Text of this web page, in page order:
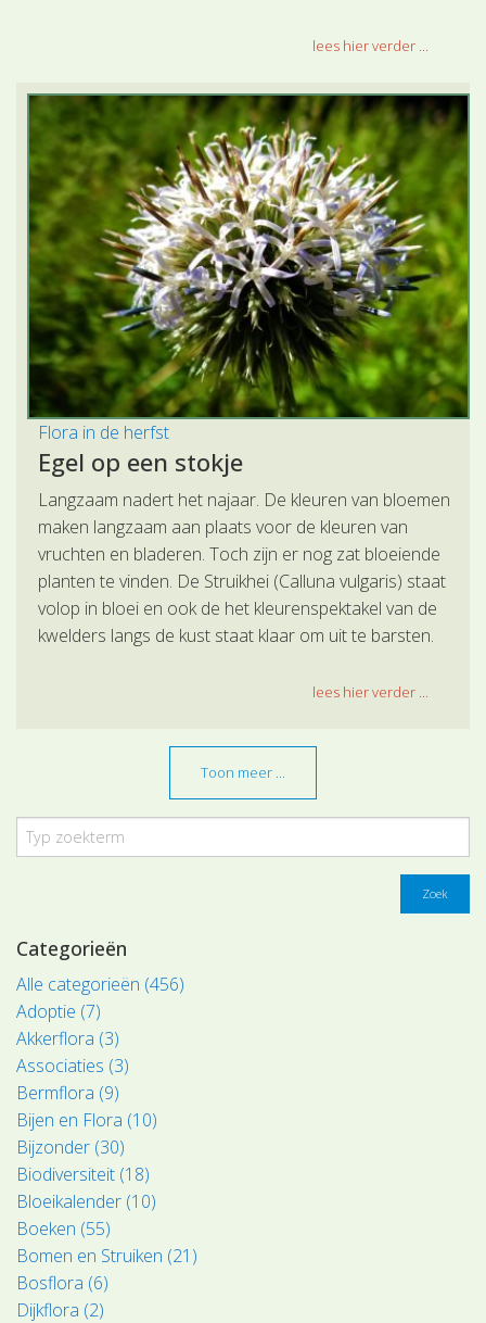
lees hier verder ...
Flora in de herfst
Egel op een stokje
Langzaam nadert het najaar. De kleuren van bloemen
maken langzaam aan plaats voor de kleuren van
vruchten en bladeren. Toch zijn er nog zat bloeiende
planten te vinden. De Struikhei (Calluna vulgaris) staat
volop in bloei en ook de het kleurenspektakel van de
kwelders langs de kust staat klaar om uit te barsten.
lees hier verder ...
Toon meer ...
Zoek
Categorieën
Alle categorieën (456)
Adoptie (7)
Akkerflora (3)
Associaties (3)
Bermflora (9)
Bijen en Flora (10)
Bijzonder (30)
Biodiversiteit (18)
Bloeikalender (10)
Boeken (55)
Bomen en Struiken (21)
Bosflora (6)
Dijkflora (2)